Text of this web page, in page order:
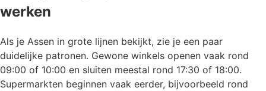
werken
Als je Assen in grote lijnen bekijkt, zie je een paar
duidelijke patronen. Gewone winkels openen vaak rond
09:00 of 10:00 en sluiten meestal rond 17:30 of 18:00.
Supermarkten beginnen vaak eerder, bijvoorbeeld rond